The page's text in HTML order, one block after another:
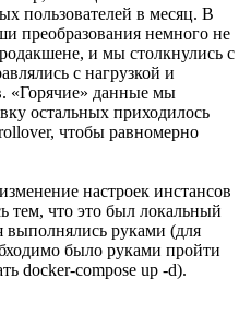
пользователей в месяц. В
преобразования немного не
и мы столкнулись с
с нагрузкой и
«Горячие» данные мы
остальных приходилось
чтобы равномерно
настроек инстансов
тем, что это был локальный
выполнялись руками (для
было руками пройти
docker-compose up -d).